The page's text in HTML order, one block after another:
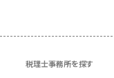
税理士事務所を探す